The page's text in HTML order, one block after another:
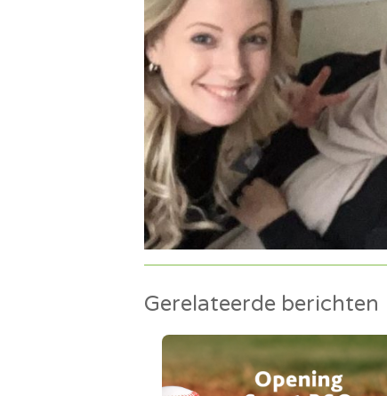
Gerelateerde berichten